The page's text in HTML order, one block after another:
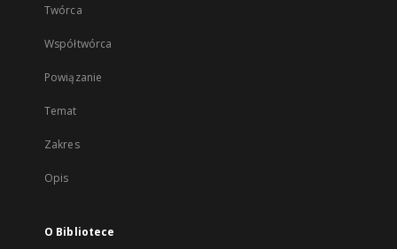
Twórca
Współtwórca
Powiązanie
Temat
Zakres
Opis
O Bibliotece